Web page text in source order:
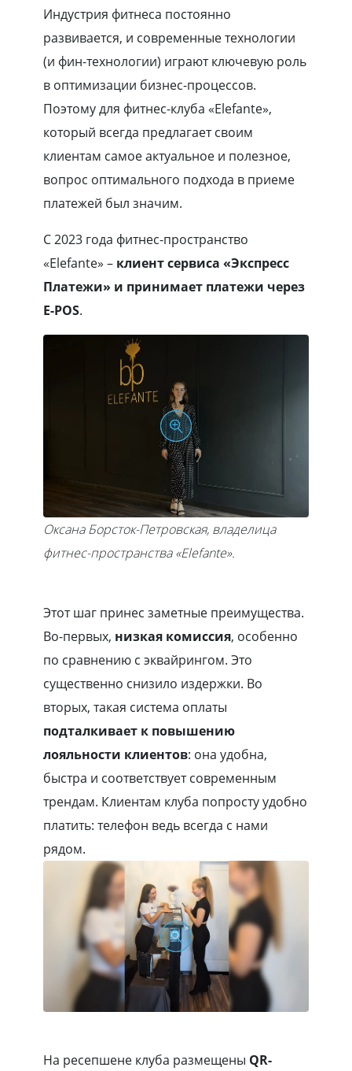
Индустрия фитнеса постоянно
развивается, и современные технологии
(и фин-технологии) играют ключевую роль
в оптимизации бизнес-процессов.
Поэтому для фитнес-клуба «Elefante»,
который всегда предлагает своим
клиентам самое актуальное и полезное,
вопрос оптимального подхода в приеме
платежей был значим.
С 2023 года фитнес-пространство
«Elefante» – клиент сервиса «Экспресс
Платежи» и принимает платежи через
E-POS.
Оксана Борсток-Петровская, владелица
фитнес-пространства «Elefante».
Этот шаг принес заметные преимущества.
Во-первых, низкая комиссия, особенно
по сравнению с эквайрингом. Это
существенно снизило издержки. Во
вторых, такая система оплаты
подталкивает к повышению
лояльности клиентов: она удобна,
быстра и соответствует современным
трендам. Клиентам клуба попросту удобно
платить: телефон ведь всегда с нами
рядом.
На ресепшене клуба размещены QR-